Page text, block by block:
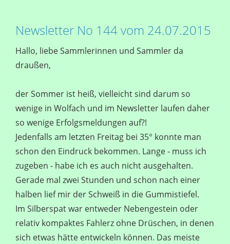
Newsletter No 144 vom 24.07.2015
Hallo, liebe Sammlerinnen und Sammler da
draußen,
der Sommer ist heiß, vielleicht sind darum so
wenige in Wolfach und im Newsletter laufen daher
so wenige Erfolgsmeldungen auf?!
Jedenfalls am letzten Freitag bei 35° konnte man
schon den Eindruck bekommen. Lange - muss ich
zugeben - habe ich es auch nicht ausgehalten.
Gerade mal zwei Stunden und schon nach einer
halben lief mir der Schweiß in die Gummistiefel.
Im Silberspat war entweder Nebengestein oder
relativ kompaktes Fahlerz ohne Drüschen, in denen
sich etwas hätte entwickeln können. Das meiste